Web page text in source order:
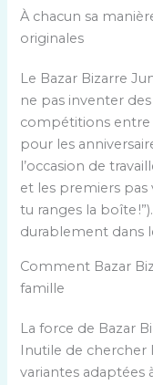
À chacun sa
originales
Le Bazar Bizarre
ne pas inventer
compétitions entre
pour les
l’occasion de
et les premiers pas
tu ranges la boîte
durablement dans
Comment Bazar
famille
La force de Bazar
Inutile de
variantes adaptées